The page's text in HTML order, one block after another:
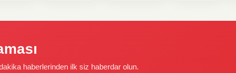
haberlerinden ilk siz haberdar olun.